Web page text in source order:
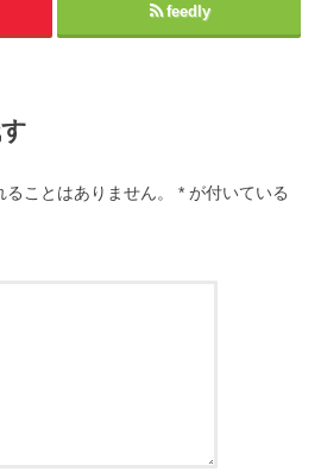
feedly
ことはありません。 * が付いている